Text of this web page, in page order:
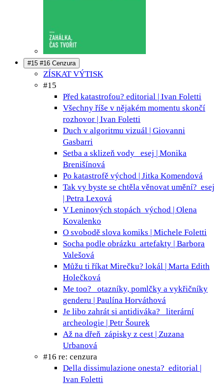
#15 #16 Cenzura
ZÍSKAT VÝTISK
#15
Před katastrofou? editorial | Ivan Foletti
Všechny říše v nějakém momentu skončí
rozhovor | Ivan Foletti
Duch v algoritmu vizuál | Giovanni
Gasbarri
Setba a sklizeň vody
esej | Monika
Brenišínová
Po katastrofě východ | Jitka Komendová
Tak vy byste se chtěla věnovat umění? esej
| Petra Lexová
V Leninových stopách východ | Olena
Kovalenko
O svobodě slova komiks | Michele Foletti
Socha podle obrázku artefakty | Barbora
Valešová
Můžu ti říkat Mirečku? lokál | Marta Edith
Holečková
Me too?
otazníky, pomlčky a vykřičníky
genderu | Paulína Horváthová
Je libo zahrát si antidiváka?
literární
archeologie | Petr Šourek
Až na dřeň zápisky z cest | Zuzana
Urbanová
#16 re: cenzura
Della dissimulazione onesta? editorial |
Ivan Foletti